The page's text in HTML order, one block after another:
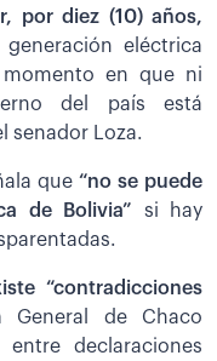
por diez (10) años,
generación eléctrica
en que ni
del país está
senador Loza.
que “no se puede
de Bolivia” si hay
“contradicciones
de Chaco
entre declaraciones